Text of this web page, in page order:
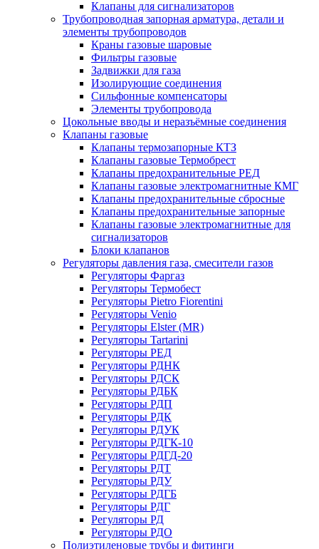
Клапаны для сигнализаторов
Трубопроводная запорная арматура, детали и
элементы трубопроводов
Краны газовые шаровые
Фильтры газовые
Задвижки для газа
Изолирующие соединения
Сильфонные компенсаторы
Элементы трубопровода
Цокольные вводы и неразъёмные соединения
Клапаны газовые
Клапаны термозапорные КТЗ
Клапаны газовые Термобрест
Клапаны предохранительные РЕД
Клапаны газовые электромагнитные КМГ
Клапаны предохранительные сбросные
Клапаны предохранительные запорные
Клапаны газовые электромагнитные для
сигнализаторов
Блоки клапанов
Регуляторы давления газа, смесители газов
Регуляторы Фаргаз
Регуляторы Термобест
Регуляторы Pietro Fiorentini
Регуляторы Venio
Регуляторы Elster (MR)
Регуляторы Tartarini
Регуляторы РЕД
Регуляторы РДНК
Регуляторы РДСК
Регуляторы РДБК
Регуляторы РДП
Регуляторы РДК
Регуляторы РДУК
Регуляторы РДГК-10
Регуляторы РДГД-20
Регуляторы РДТ
Регуляторы РДУ
Регуляторы РДГБ
Регуляторы РДГ
Регуляторы РД
Регуляторы РДО
Полиэтиленовые трубы и фитинги